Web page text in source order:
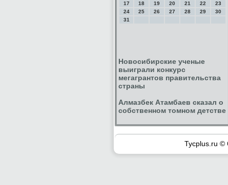
17
18 19 20 21 22
23
24
25 26 27 28 29
30
31
Новосибирские ученые
выиграли конкурс
мегагрантов правительства
страны
Алмазбек Атамбаев сказал о
собственном томном детстве
Tycplus.ru ©